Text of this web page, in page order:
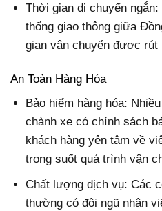
Thời gian di chuyển
thống giao thông giữa
gian vận chuyển được rút
An Toàn Hàng Hóa
Bảo hiểm hàng hóa:
chành xe có chính sách
khách hàng yên tâm về
trong suốt quá trình vận
Chất lượng dịch vụ: Các
thường có đội ngũ nhân